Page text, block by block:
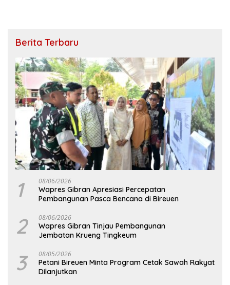
Berita Terbaru
1 08/06/2026
Wapres Gibran Apresiasi Percepatan
Pembangunan Pasca Bencana di Bireuen
2 08/06/2026
Wapres Gibran Tinjau Pembangunan
Jembatan Krueng Tingkeum
3 08/05/2026
Petani Bireuen Minta Program Cetak Sawah Rakyat
Dilanjutkan